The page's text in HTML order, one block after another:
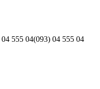
04 555 04(093) 04 555 04